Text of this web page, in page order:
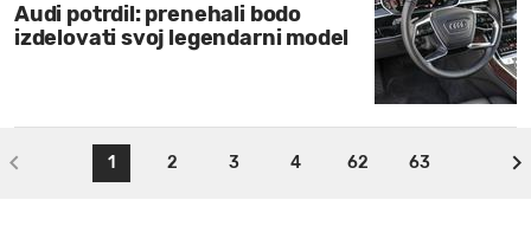
Audi potrdil: prenehali bodo
izdelovati svoj legendarni model
1 2 3 4 62 63